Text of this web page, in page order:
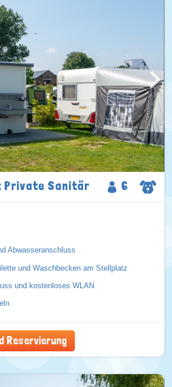
Sanitär 6
Abwasseranschluss
und Waschbecken am Stellplatz
und kostenloses WLAN
Reservierung